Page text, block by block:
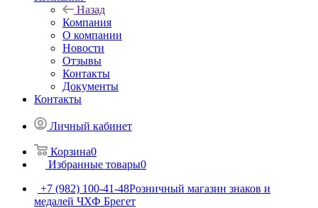
Назад
Компания
О компании
Новости
Отзывы
Контакты
Документы
Контакты
Личный кабинет
Корзина0
Избранные товары0
+7 (982) 100-41-48Розничный магазин знаков и
медалей ЧХФ Брегет